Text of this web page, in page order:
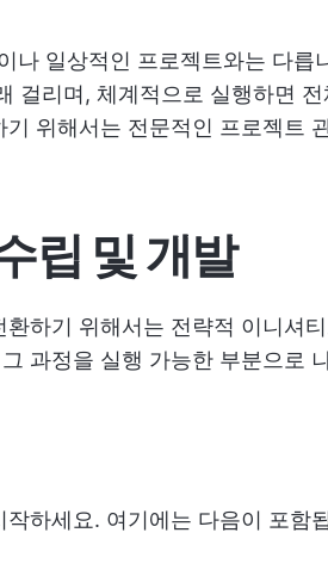
나 일상적인 프로젝트와는 다릅
걸리며, 체계적으로 실행하면
위해서는 전문적인 프로젝트
립 및 개발
하기 위해서는 전략적 이니셔
과정을 실행 가능한 부분으로
하세요. 여기에는 다음이 포함